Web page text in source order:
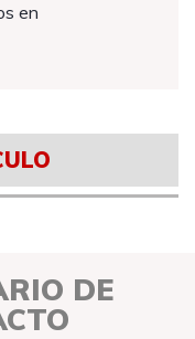
en
DE